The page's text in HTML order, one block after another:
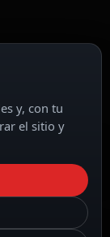
y, con tu
el sitio y